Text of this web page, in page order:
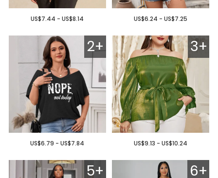
US$7.44 - US$8.14 US$6.24 - US$7.25
2+
US$6.79 - US$7.84
3+
US$9.13 - US$10.24
5+ 6+